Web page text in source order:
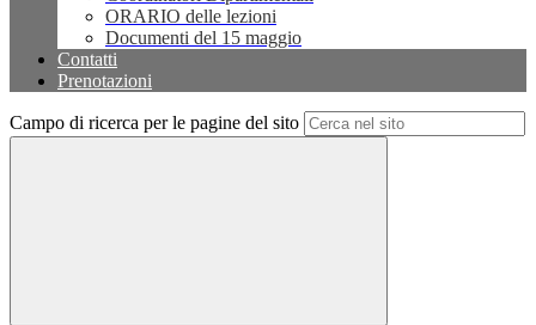
ORARIO delle lezioni
Documenti del 15 maggio
Contatti
Prenotazioni
Campo di ricerca per le pagine del sito